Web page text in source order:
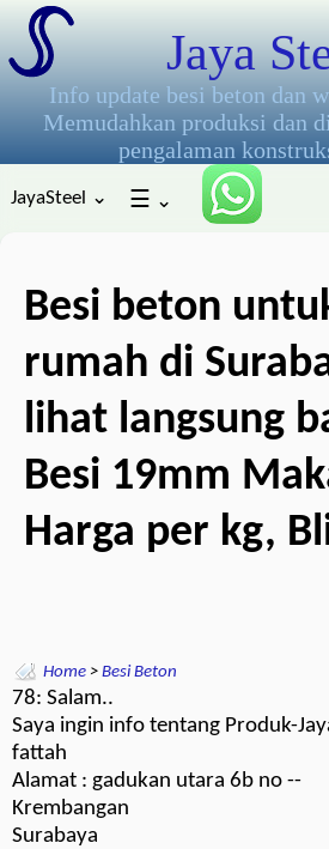
Jaya
Info update besi beton dan
Memudahkan produksi dan
pengalaman
JayaSteel ⌄ ☰ ⌄
Besi beton
rumah di
lihat langsung
Besi 19mm
Harga per kg,
Home > Besi Beton
78: Salam..
Saya ingin info tentang Produk-
fattah
Alamat : gadukan utara 6b no --
Krembangan
Surabaya